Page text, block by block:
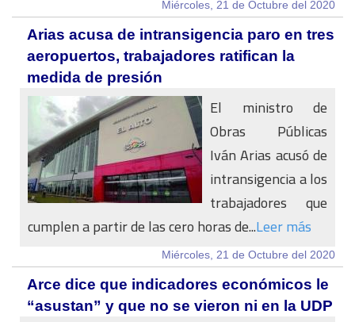
Miércoles, 21 de Octubre del 2020
Arias acusa de intransigencia paro en tres
aeropuertos, trabajadores ratifican la
medida de presión
El ministro de
Obras Públicas
Iván Arias acusó de
intransigencia a los
trabajadores que
cumplen a partir de las cero horas de...Leer más
Miércoles, 21 de Octubre del 2020
Arce dice que indicadores económicos le
“asustan” y que no se vieron ni en la UDP